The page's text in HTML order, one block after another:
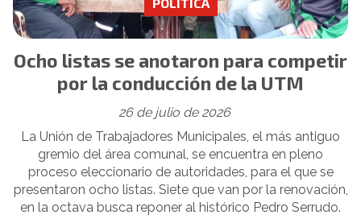
Ocho listas se anotaron para competir
por la conducción de la UTM
26 de julio de 2026
La Unión de Trabajadores Municipales, el más antiguo
gremio del área comunal, se encuentra en pleno
proceso eleccionario de autoridades, para el que se
presentaron ocho listas. Siete que van por la renovación,
en la octava busca reponer al histórico Pedro Serrudo.